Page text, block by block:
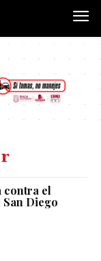
contra el
San Diego